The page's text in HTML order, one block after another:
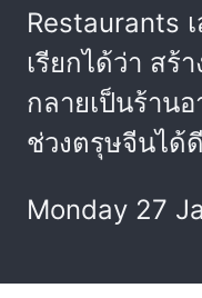
Restaurants
เรียกได้ว่า สร้
กลายเป็นร้าน
ช่วงตรุษจีนได้
Monday 27